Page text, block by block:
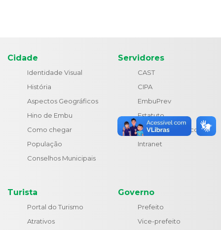
Cidade
Identidade Visual
História
Aspectos Geográficos
Hino de Embu
Como chegar
População
Conselhos Municipais
Servidores
CAST
CIPA
EmbuPrev
Estatuto
Holerite Eletrônico
Intranet
Turista
Portal do Turismo
Atrativos
Governo
Prefeito
Vice-prefeito